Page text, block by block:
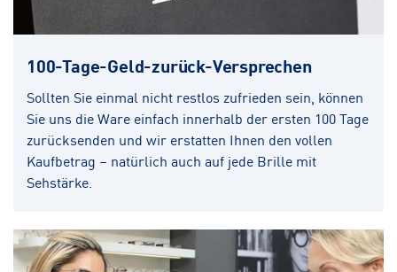
100-Tage-Geld-zurück-Versprechen
Sollten Sie einmal nicht restlos zufrieden sein, können
Sie uns die Ware einfach innerhalb der ersten 100 Tage
zurücksenden und wir erstatten Ihnen den vollen
Kaufbetrag – natürlich auch auf jede Brille mit
Sehstärke.